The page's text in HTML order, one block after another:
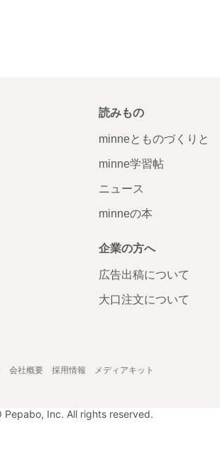
読みもの
minneとものづくりと
minne学習帖
ニュース
minneの本
企業の方へ
広告出稿について
大口注文について
会社概要 採用情報 メディアキット
Pepabo, Inc. All rights reserved.